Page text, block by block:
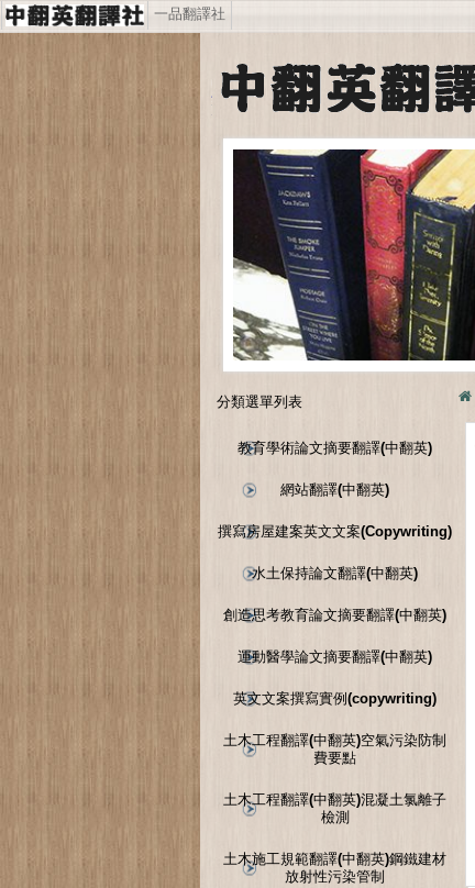
一品翻譯社
分類選單列表
教育學術論文摘要翻譯(中翻英)
網站翻譯(中翻英)
撰寫房屋建案英文文案(Copywriting)
水土保持論文翻譯(中翻英)
創造思考教育論文摘要翻譯(中翻英)
運動醫學論文摘要翻譯(中翻英)
英文文案撰寫實例(copywriting)
土木工程翻譯(中翻英)空氣污染防制
費要點
土木工程翻譯(中翻英)混凝土氯離子
檢測
土木施工規範翻譯(中翻英)鋼鐵建材
放射性污染管制